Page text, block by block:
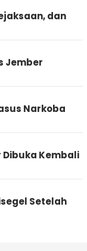
dan
Jember
Narkoba
Dibuka Kembali
Setelah